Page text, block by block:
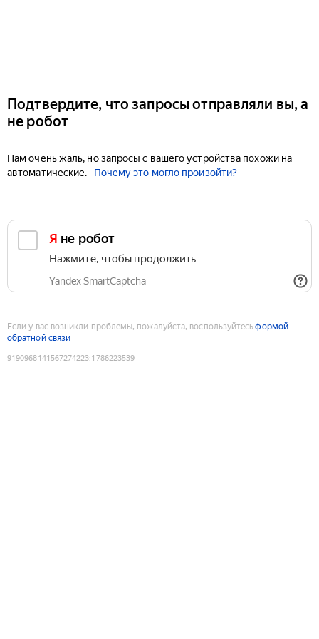
Подтвердите, что запросы отправляли вы, а
не робот
Нам очень жаль, но запросы с вашего устройства похожи на
автоматические.
Почему это могло произойти?
Я не робот
Нажмите, чтобы продолжить
Yandex SmartCaptcha
Если у вас возникли проблемы, пожалуйста, воспользуйтесьформой
обратной связи
9190968141567274223:1786223539